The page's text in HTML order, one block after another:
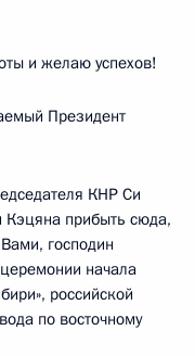
и желаю успехов!
Президент
КНР Си
Кэцяна прибыть сюда,
господин
начала
российской
по восточному